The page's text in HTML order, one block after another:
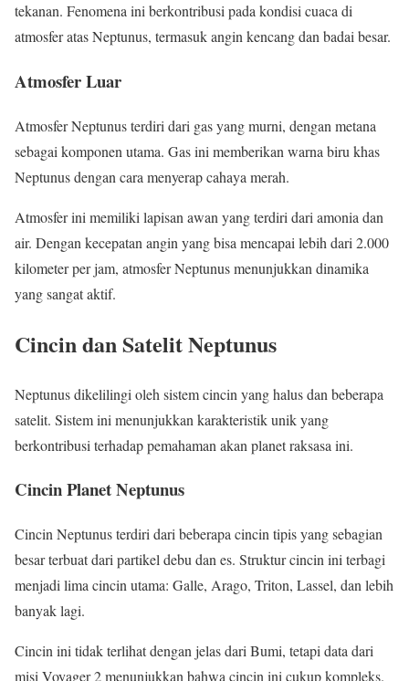
tekanan. Fenomena ini berkontribusi pada kondisi cuaca di
atmosfer atas Neptunus, termasuk angin kencang dan badai besar.
Atmosfer Luar
Atmosfer Neptunus terdiri dari gas yang murni, dengan metana
sebagai komponen utama. Gas ini memberikan warna biru khas
Neptunus dengan cara menyerap cahaya merah.
Atmosfer ini memiliki lapisan awan yang terdiri dari amonia dan
air. Dengan kecepatan angin yang bisa mencapai lebih dari 2.000
kilometer per jam, atmosfer Neptunus menunjukkan dinamika
yang sangat aktif.
Cincin dan Satelit Neptunus
Neptunus dikelilingi oleh sistem cincin yang halus dan beberapa
satelit. Sistem ini menunjukkan karakteristik unik yang
berkontribusi terhadap pemahaman akan planet raksasa ini.
Cincin Planet Neptunus
Cincin Neptunus terdiri dari beberapa cincin tipis yang sebagian
besar terbuat dari partikel debu dan es. Struktur cincin ini terbagi
menjadi lima cincin utama: Galle, Arago, Triton, Lassel, dan lebih
banyak lagi.
Cincin ini tidak terlihat dengan jelas dari Bumi, tetapi data dari
misi Voyager 2 menunjukkan bahwa cincin ini cukup kompleks.